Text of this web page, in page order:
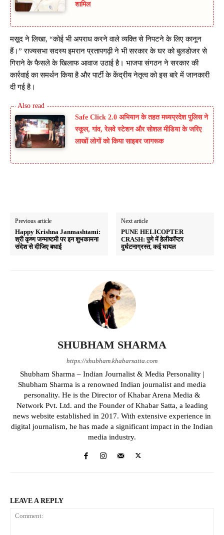
शामिल
मसूद ने लिखा, “कोई भी अपराध करने वाले व्यक्ति से निपटने के लिए कानून
हैं।” राज्यसभा सदस्य इमरान प्रतापगढ़ी ने भी सरकार के घर को बुलडोजर से
गिराने के फैसले के खिलाफ आवाज उठाई है। भाजपा संगठन ने सरकार की
कार्रवाई का समर्थन किया है और पार्टी के केंद्रीय नेतृत्व को इस बारे में जानकारी
दी गई है।
Safe Click 2.0 अभियान के तहत मध्यप्रदेश पुलिस ने
स्कूल, गांव, रेलवे स्टेशन और सोशल मीडिया के जरिए
लाखों लोगों को किया साइबर जागरूक
Previous article
Happy Krishna Janmashtami:
श्री कृष्ण जन्माष्टमी पर इन शुभकामना
संदेश से दीजिए बधाई
Next article
PUNE HELICOPTER
CRASH: पुणे में हेलीकॉप्टर
दुर्घटनाग्रस्त, कई घायल
SHUBHAM SHARMA
https://shubham.khabarsatta.com
Shubham Sharma – Indian Journalist & Media Personality |
Shubham Sharma is a renowned Indian journalist and media
personality. He is the Director of Khabar Arena Media &
Network Pvt. Ltd. and the Founder of Khabar Satta, a leading
news website established in 2017. With extensive experience in
digital journalism, he has made a significant impact in the Indian
media industry.
LEAVE A REPLY